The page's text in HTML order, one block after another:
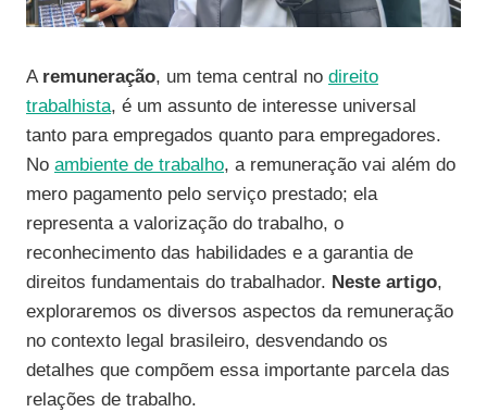
A remuneração, um tema central no direito
trabalhista, é um assunto de interesse universal
tanto para empregados quanto para empregadores.
No ambiente de trabalho, a remuneração vai além do
mero pagamento pelo serviço prestado; ela
representa a valorização do trabalho, o
reconhecimento das habilidades e a garantia de
direitos fundamentais do trabalhador. Neste artigo,
exploraremos os diversos aspectos da remuneração
no contexto legal brasileiro, desvendando os
detalhes que compõem essa importante parcela das
relações de trabalho.